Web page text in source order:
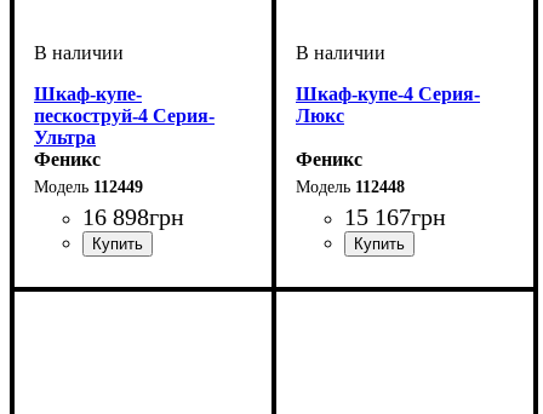
Шкаф-купе-
пескоструй-4 Серия-
Ультра
Феникс
112449
16 898грн
Шкаф-купе-4 Серия-
Люкс
Феникс
112448
15 167грн